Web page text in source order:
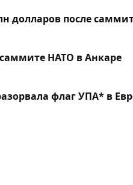
долларов после
НАТО в Анкаре
флаг УПА* в